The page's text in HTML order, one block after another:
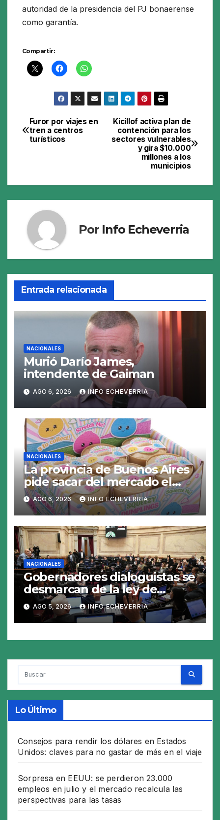
autoridad de la presidencia del PJ bonaerense
como garantía.
Compartir:
Navegación
de
Kicillof activa plan de
contención para los
sectores vulnerables
y gira $10.000
millones a los
municipios
Furor por viajes en
tren a centros
turísticos
Por Info Echeverria
Entrada relacionada
NACIONALES
Murió Darío James,
intendente de Gaiman
AGO 6, 2026 INFO ECHEVERRIA
NACIONALES
La provincia de Buenos Aires
pide sacar del mercado el
«Squeezy Dumpling», un
juguete «tóxico»
AGO 6, 2026 INFO ECHEVERRIA
NACIONALES
Gobernadores dialoguistas se
desmarcan de la ley de
Tierras y ponen en jaque su
tratamiento en el Senado
AGO 5, 2026 INFO ECHEVERRIA
Lo Último
Consejos para rendir los dólares en Estados
Unidos: claves para no gastar de más en el viaje
Sorpresa en EEUU: se perdieron 23.000
empleos en julio y el mercado recalcula las
perspectivas para las tasas